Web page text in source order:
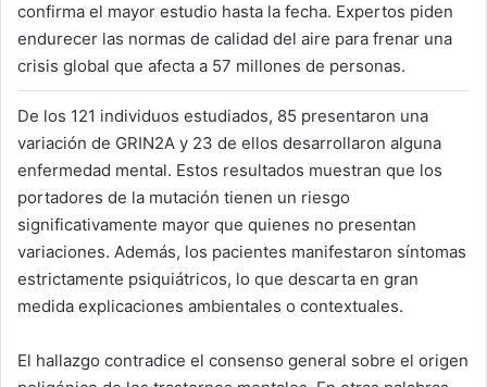
confirma el mayor estudio hasta la fecha. Expertos piden
endurecer las normas de calidad del aire para frenar una
crisis global que afecta a 57 millones de personas.
De los 121 individuos estudiados, 85 presentaron una
variación de GRIN2A y 23 de ellos desarrollaron alguna
enfermedad mental. Estos resultados muestran que los
portadores de la mutación tienen un riesgo
significativamente mayor que quienes no presentan
variaciones. Además, los pacientes manifestaron síntomas
estrictamente psiquiátricos, lo que descarta en gran
medida explicaciones ambientales o contextuales.
El hallazgo contradice el consenso general sobre el origen